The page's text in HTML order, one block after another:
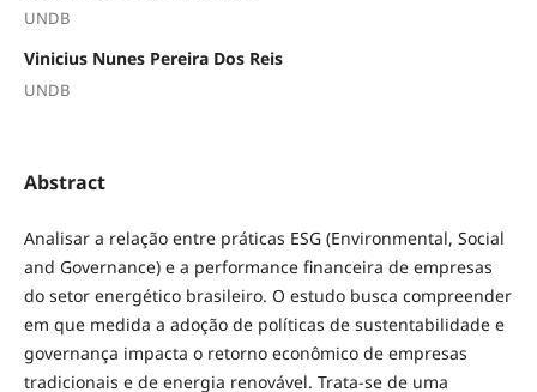
UNDB
Vinicius Nunes Pereira Dos Reis
UNDB
Abstract
Analisar a relação entre práticas ESG (Environmental, Social
and Governance) e a performance financeira de empresas
do setor energético brasileiro. O estudo busca compreender
em que medida a adoção de políticas de sustentabilidade e
governança impacta o retorno econômico de empresas
tradicionais e de energia renovável. Trata-se de uma